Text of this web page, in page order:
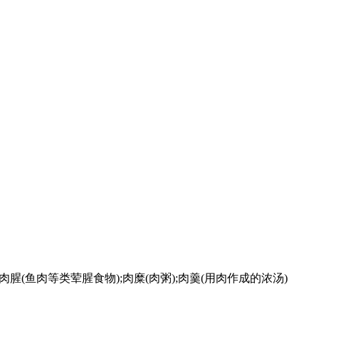
腥(鱼肉等类荤腥食物);肉糜(肉粥);肉羹(用肉作成的浓汤)